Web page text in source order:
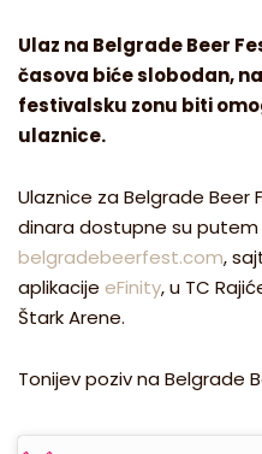
Ulaz na Belgrade Beer
časova biće slobodan,
festivalsku zonu biti
ulaznice.
Ulaznice za Belgrade Beer
dinara dostupne su
belgradebeerfest.com,
aplikacije eFinity, u TC
Štark Arene.
Tonijev poziv na Belgrade